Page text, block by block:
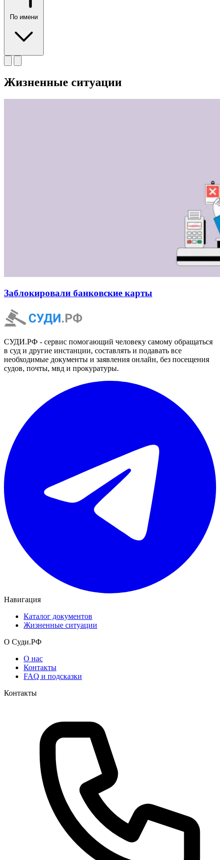
По имени
Жизненные ситуации
Заблокировали банковские карты
СУДИ.РФ - сервис помогающий человеку самому обращаться
в суд и другие инстанции, составлять и подавать все
необходимые документы и заявления онлайн, без посещения
судов, почты, мвд и прокуратуры.
Навигация
Каталог документов
Жизненные ситуации
О Суди.РФ
О нас
Контакты
FAQ и подсказки
Контакты